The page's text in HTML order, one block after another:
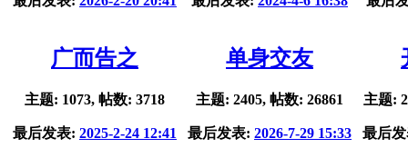
广而告之
主题: 1073, 帖数: 3718
最后发表: 2025-2-24 12:41
单身交友
主题: 2405, 帖数: 26861
最后发表: 2026-7-29 15:33
主题:
最后